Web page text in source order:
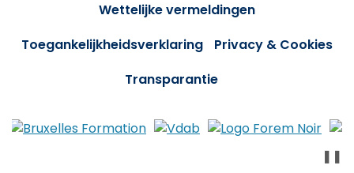
Wettelijke vermeldingen
Toegankelijkheidsverklaring
Privacy & Cookies
Transparantie
❚❚